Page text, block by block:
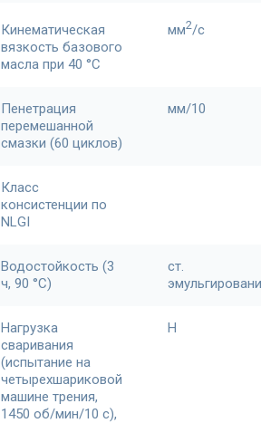
Кинематическая
вязкость базового
масла при 40 °С
мм2/c
Пенетрация
перемешанной
смазки (60 циклов)
мм/10
Класс
консистенции по
NLGI
Водостойкость (3
ч, 90 °C)
ст.
Нагрузка
сваривания
(испытание на
четырехшариковой
машине трения,
1450 об/мин/10 с),
Н